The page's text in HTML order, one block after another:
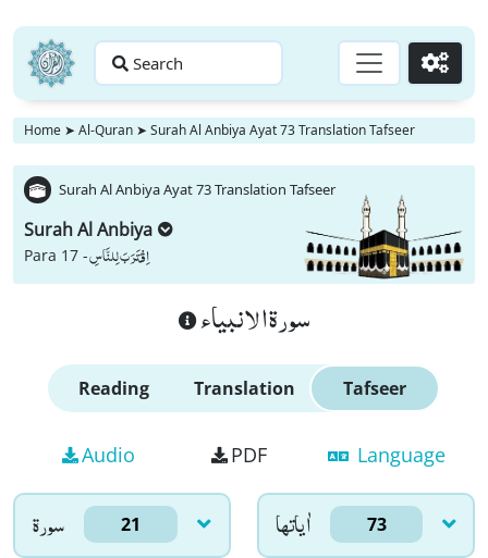
Search Go
Home ➤ Al-Quran ➤ Surah Al Anbiya Ayat 73 Translation Tafseer
Surah Al Anbiya Ayat 73 Translation Tafseer
Surah Al Anbiya
Para 17 -اِقْتَرَبَ لِلنَّاسِ
سورة الانبياء
Reading Translation Tafseer
Audio PDF Language
سورۃ 21 اٰياتها 73